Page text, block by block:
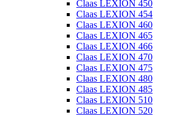
Claas LEXION 450
Claas LEXION 454
Claas LEXION 460
Claas LEXION 465
Claas LEXION 466
Claas LEXION 470
Claas LEXION 475
Claas LEXION 480
Claas LEXION 485
Claas LEXION 510
Claas LEXION 520